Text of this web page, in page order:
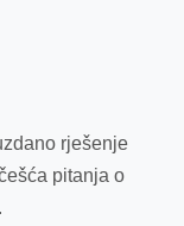
rješenje
pitanja o